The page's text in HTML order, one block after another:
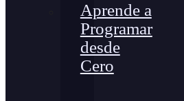
Aprende a
Programar
desde
Cero